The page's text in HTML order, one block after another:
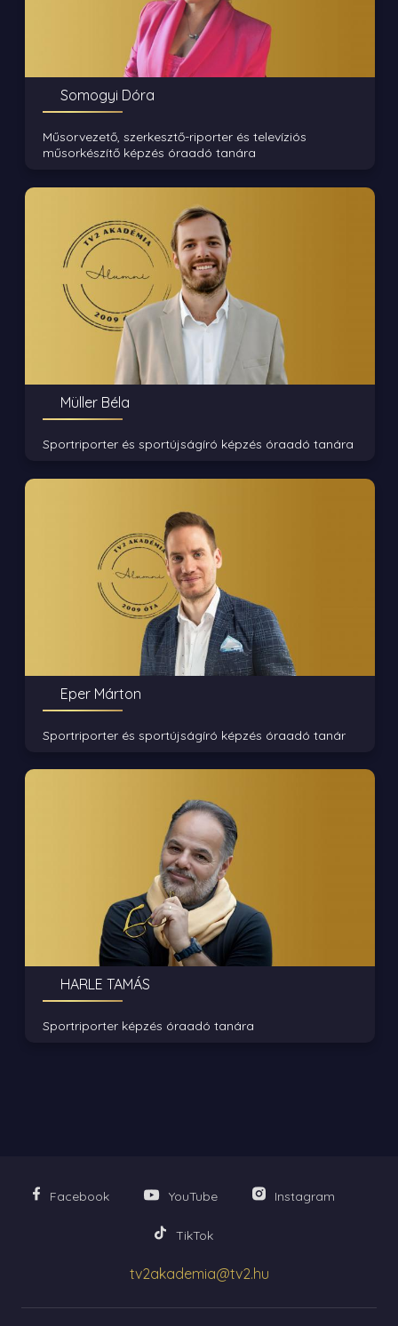
Somogyi Dóra
Műsorvezető, szerkesztő-riporter és televíziós
műsorkészítő képzés óraadó tanára
Müller Béla
Sportriporter és sportújságíró képzés óraadó tanára
Eper Márton
Sportriporter és sportújságíró képzés óraadó tanár
HARLE TAMÁS
Sportriporter képzés óraadó tanára
Facebook YouTube Instagram
TikTok
tv2akademia@tv2.hu